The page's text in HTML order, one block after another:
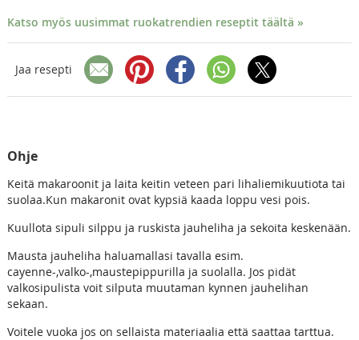
Katso myös uusimmat ruokatrendien reseptit täältä »
Jaa resepti
Ohje
Keitä makaroonit ja laita keitin veteen pari lihaliemikuutiota tai
suolaa.Kun makaronit ovat kypsiä kaada loppu vesi pois.
Kuullota sipuli silppu ja ruskista jauheliha ja sekoita keskenään.
Mausta jauheliha haluamallasi tavalla esim.
cayenne-,valko-,maustepippurilla ja suolalla. Jos pidät
valkosipulista voit silputa muutaman kynnen jauhelihan
sekaan.
Voitele vuoka jos on sellaista materiaalia että saattaa tarttua.